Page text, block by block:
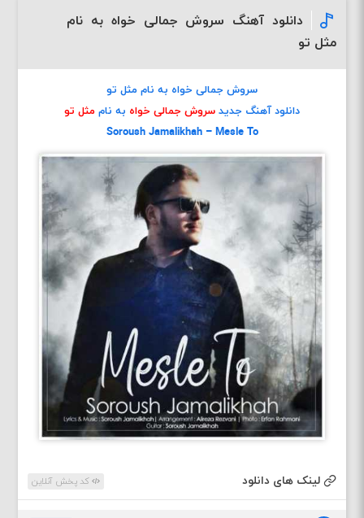
دانلود آهنگ سروش جمالی خواه به نام
مثل تو
سروش جمالی خواه به نام مثل تو
دانلود آهنگ جدید سروش جمالی خواه به نام مثل تو
Soroush Jamalikhah – Mesle To
لینک های دانلود کد پخش آنلاین